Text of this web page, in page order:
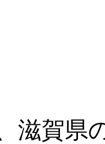
滋賀県